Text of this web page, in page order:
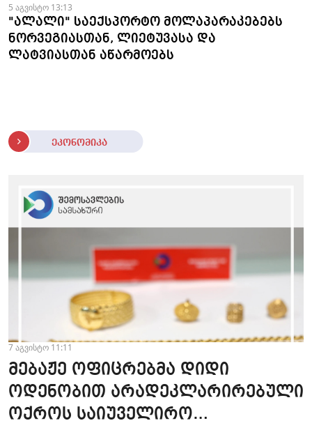
5 აგვისტო 13:13
"ალალი" საექსპორტო მოლაპარაკებებს
ნორვეგიასთან, ლიეტუვასა და
ლატვიასთან აწარმოებს
ეკონომიკა
7 აგვისტო 11:11
მებაჟე ოფიცრებმა დიდი
ოდენობით არადეკლარირებული
ოქროს საიუველირო